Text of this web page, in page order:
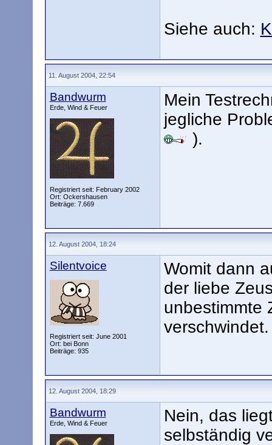
Siehe auch:
11. August 2004, 22:54
Bandwurm
Erde, Wind & Feuer
Registriert seit: February 2002
Ort: Ockershausen
Beiträge: 7.669
Mein
jegliche
).
12. August 2004, 18:24
Silentvoice
Registriert seit: June 2001
Ort: bei Bonn
Beiträge: 935
Womit dann
der liebe
unbestimmte
12. August 2004, 18:29
Bandwurm
Erde, Wind & Feuer
Nein, das
selbständig